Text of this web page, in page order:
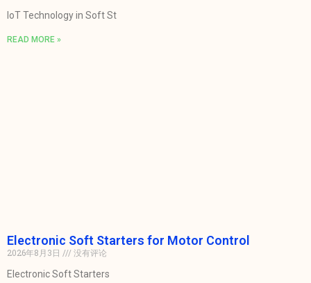
IoT Technology in Soft St
READ MORE »
Electronic Soft Starters for Motor Control
2026年8月3日
没有评论
Electronic Soft Starters